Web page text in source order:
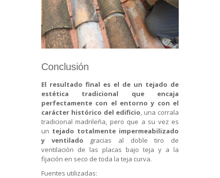
Conclusión
El resultado final es el de un tejado de
estética tradicional que encaja
perfectamente con el entorno y con el
carácter histórico del edificio, una corrala
tradicional madrileña, pero que a su vez es
un tejado totalmente impermeabilizado
y ventilado gracias al doble tiro de
ventilación de las placas bajo teja y a la
fijación en seco de toda la teja curva.
Fuentes utilizadas: